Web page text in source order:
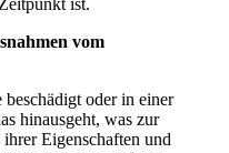
ist.
vom
oder in einer
hinausgeht, was zur
Eigenschaften und